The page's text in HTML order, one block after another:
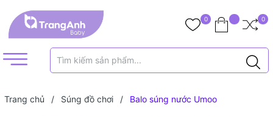
0 0
Trang chủ / Súng đồ chơi / Balo súng nước Umoo